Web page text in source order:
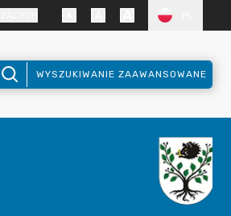
WYSZUKIWANIE ZAAWANSOWANE